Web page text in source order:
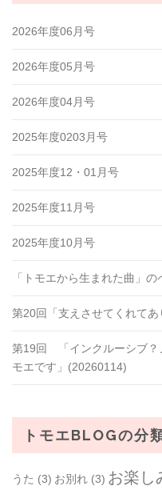
2026年度06月号
2026年度05月号
2026年度04月号
2025年度0203月号
2025年度12・01月号
2025年度11月号
2025年度10月号
「トモエから生まれた曲」
第20回「支えさせてくれてあ
第19回 「インクルーシブ？
モエです」(20260114)
トモエBLOGの分
うた (3) お別れ (3) お楽し